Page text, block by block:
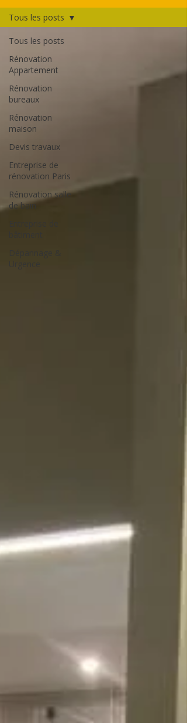
Tous les posts
Rénovation
Appartement
Rénovation
bureaux
Rénovation
maison
Devis travaux
Entreprise de
rénovation Paris
Rénovation salle
de bain
Tous les posts